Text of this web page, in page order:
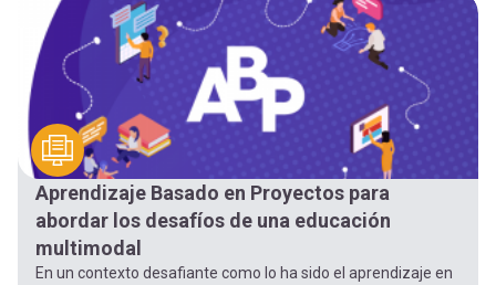
Aprendizaje Basado en Proyectos para
abordar los desafíos de una educación
multimodal
En un contexto desafiante como lo ha sido el aprendizaje en